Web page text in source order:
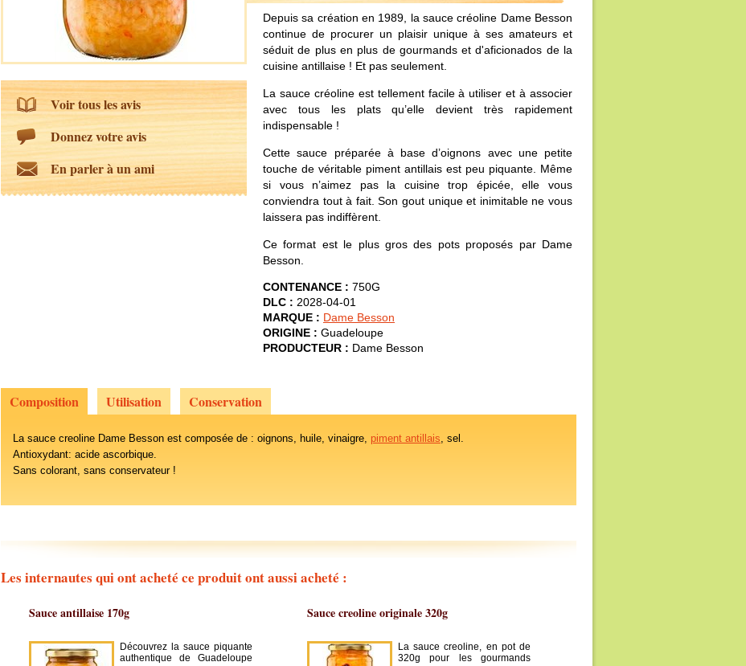
Voir tous les avis
Donnez votre avis
En parler à un ami
Depuis sa création en 1989, la sauce créoline Dame Besson
continue de procurer un plaisir unique à ses amateurs et
séduit de plus en plus de gourmands et d'aficionados de la
cuisine antillaise ! Et pas seulement.
La sauce créoline est tellement facile à utiliser et à associer
avec tous les plats qu’elle devient très rapidement
indispensable !
Cette sauce préparée à base d’oignons avec une petite
touche de véritable piment antillais est peu piquante. Même
si vous n’aimez pas la cuisine trop épicée, elle vous
conviendra tout à fait. Son gout unique et inimitable ne vous
laissera pas indiffèrent.
Ce format est le plus gros des pots proposés par Dame
Besson.
CONTENANCE : 750G
DLC : 2028-04-01
MARQUE : Dame Besson
ORIGINE : Guadeloupe
PRODUCTEUR : Dame Besson
Composition Utilisation Conservation
La sauce creoline Dame Besson est composée de : oignons, huile, vinaigre, piment antillais, sel.
Antioxydant: acide ascorbique.
Sans colorant, sans conservateur !
Les internautes qui ont acheté ce produit ont aussi acheté :
Sauce antillaise 170g
Découvrez la sauce piquante
authentique de Guadeloupe
Sauce creoline originale 320g
La sauce creoline, en pot de
320g pour les gourmands